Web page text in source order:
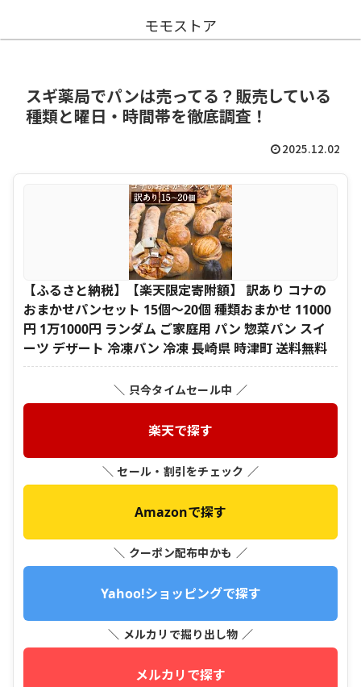
モモストア
スギ薬局でパンは売ってる？販売している
種類と曜日・時間帯を徹底調査！
2025.12.02
【ふるさと納税】【楽天限定寄附額】 訳あり コナの
おまかせパンセット 15個～20個 種類おまかせ 11000
円 1万1000円 ランダム ご家庭用 パン 惣菜パン スイ
ーツ デザート 冷凍パン 冷凍 長崎県 時津町 送料無料
＼ 只今タイムセール中 ／
楽天で探す
＼ セール・割引をチェック ／
Amazonで探す
＼ クーポン配布中かも ／
Yahoo!ショッピングで探す
＼ メルカリで掘り出し物 ／
メルカリで探す